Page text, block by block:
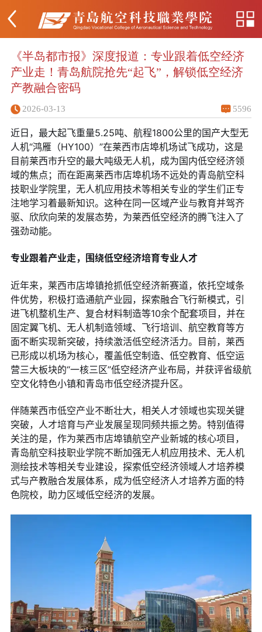
《半岛都市报》深度报道：专业跟着低空经济
产业走！青岛航院抢先“起飞”，解锁低空经济
产教融合密码
2026-03-13 5596
近日，最大起飞重量5.25吨、航程1800公里的国产大型无
人机“鸿雁（HY100）”在莱西市店埠机场试飞成功，这是
目前莱西市升空的最大吨级无人机，成为国内低空经济领
域的焦点；而在距离莱西市店埠机场不远处的青岛航空科
技职业学院里，无人机应用技术等相关专业的学生们正专
注地学习着最新知识。这种在同一区域产业与教育并驾齐
驱、欣欣向荣的发展态势，为莱西低空经济的腾飞注入了
强劲动能。
专业跟着产业走，围绕低空经济培育专业人才
近年来，莱西市店埠镇抢抓低空经济新赛道，依托空域条
件优势，积极打造通航产业园，探索融合飞行新模式，引
进飞机整机生产、复合材料制造等10余个配套项目，并在
固定翼飞机、无人机制造领域、飞行培训、航空教育等方
面不断实现新突破，持续激活低空经济活力。目前，莱西
已形成以机场为核心，覆盖低空制造、低空教育、低空运
营三大板块的“一核三区”低空经济产业布局，并获评省级航
空文化特色小镇和青岛市低空经济提升区。
伴随莱西市低空产业不断壮大，相关人才领域也实现关键
突破，人才培育与产业发展呈现同频共振之势。特别值得
关注的是，作为莱西市店埠镇航空产业新城的核心项目，
青岛航空科技职业学院不断加强无人机应用技术、无人机
测绘技术等相关专业建设，探索低空经济领域人才培养模
式与产教融合发展体系，成为低空经济人才培养方面的特
色院校，助力区域低空经济的发展。